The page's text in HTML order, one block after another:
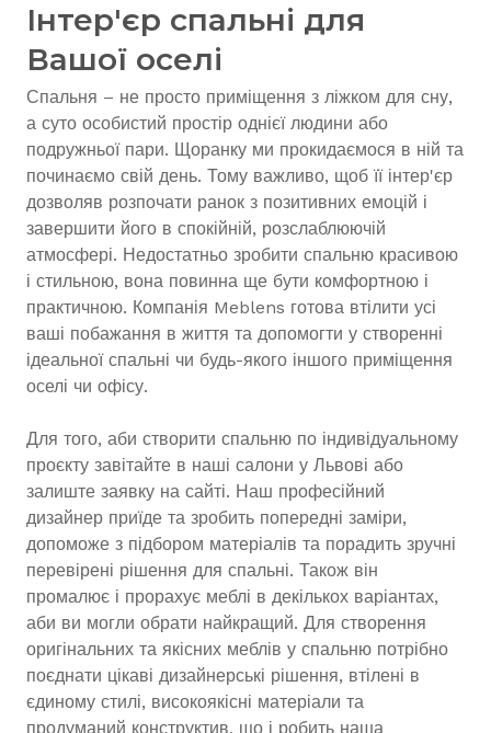
Інтер'єр спальні для
Вашої оселі
Спальня – не просто приміщення з ліжком для сну,
а суто особистий простір однієї людини або
подружньої пари. Щоранку ми прокидаємося в ній та
починаємо свій день. Тому важливо, щоб її інтер'єр
дозволяв розпочати ранок з позитивних емоцій і
завершити його в спокійній, розслаблюючій
атмосфері. Недостатньо зробити спальню красивою
і стильною, вона повинна ще бути комфортною і
практичною. Компанія Meblens готова втілити усі
ваші побажання в життя та допомогти у створенні
ідеальної спальні чи будь-якого іншого приміщення
оселі чи офісу.
Для того, аби створити спальню по індивідуальному
проєкту завітайте в наші салони у Львові або
залиште заявку на сайті. Наш професійний
дизайнер приїде та зробить попередні заміри,
допоможе з підбором матеріалів та порадить зручні
перевірені рішення для спальні. Також він
промалює і прорахує меблі в декількох варіантах,
аби ви могли обрати найкращий. Для створення
оригінальних та якісних меблів у спальню потрібно
поєднати цікаві дизайнерські рішення, втілені в
єдиному стилі, високоякісні матеріали та
продуманий конструктив, що і робить наша